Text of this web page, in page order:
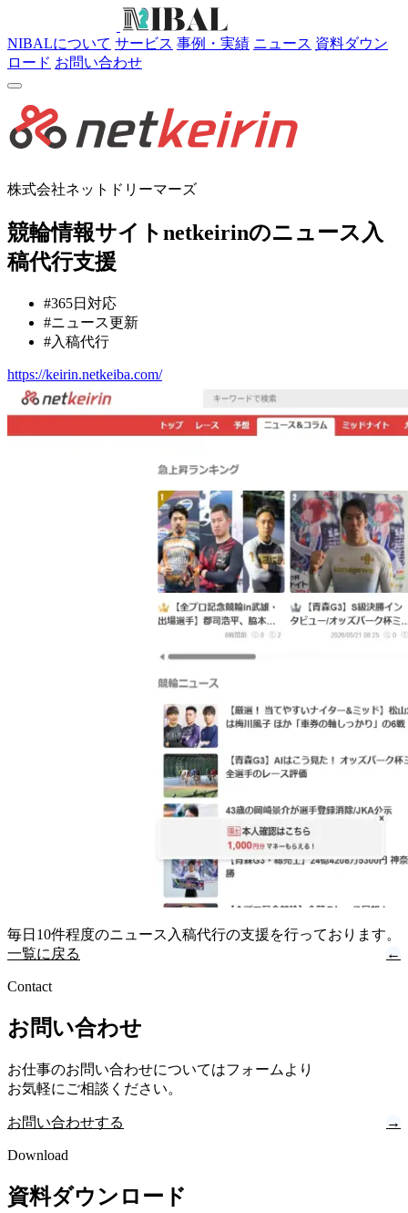
NIBALについて サービス 事例・実績 ニュース 資料ダウン
ロード お問い合わせ
株式会社ネットドリーマーズ
競輪情報サイトnetkeirinのニュース入
稿代行支援
#365日対応
#ニュース更新
#入稿代行
https://keirin.netkeiba.com/
毎日10件程度のニュース入稿代行の支援を行っております。
一覧に戻る
←
Contact
お問い合わせ
お仕事のお問い合わせについてはフォームより
お気軽にご相談ください。
お問い合わせする →
Download
資料ダウンロード